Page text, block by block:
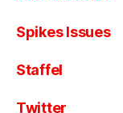
Spikes Issues
Staffel
Twitter